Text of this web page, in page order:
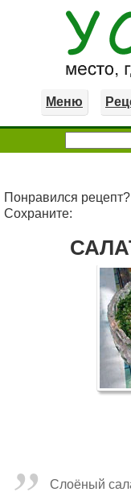
Меню
Понравился рецепт?
Сохраните:
Слоёный